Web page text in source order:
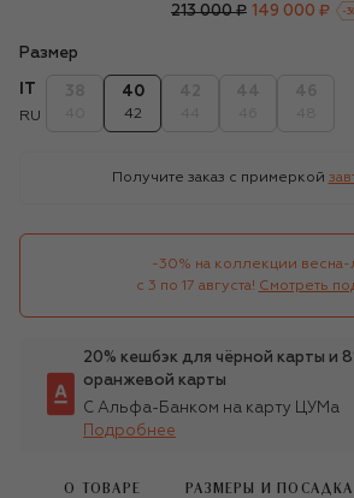
213 000 ₽ 149 000 ₽ -
Размер
RU
40
42
Получите заказ с примеркой
-30% на коллекции весна-
с 3 по 17 августа! Смотреть
20% кешбэк для чёрной карты и
оранжевой карты
С Альфа-Банком на карту ЦУМа
Подробнее
О ТОВАРЕ РАЗМЕРЫ И ПОСАДКА